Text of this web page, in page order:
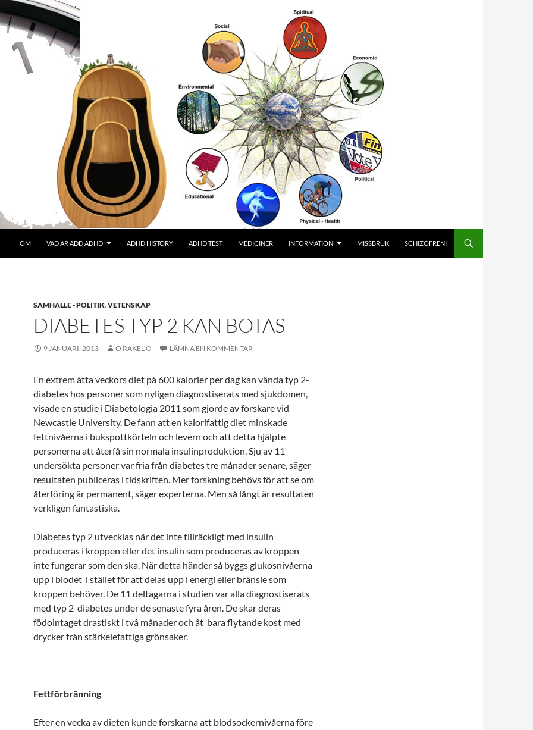
OM VAD ÄR ADD ADHD ADHD HISTORY ADHD TEST MEDICINER INFORMATION MISSBRUK SCHIZOFRENI
SAMHÄLLE - POLITIK,VETENSKAP
DIABETES TYP 2 KAN BOTAS
9 JANUARI, 2013 O RAKEL O LÄMNA EN KOMMENTAR
En extrem åtta veckors diet på 600 kalorier per dag kan vända typ 2-
diabetes hos personer som nyligen diagnostiserats med sjukdomen,
visade en studie i Diabetologia 2011 som gjorde av forskare vid
Newcastle University. De fann att en kalorifattig diet minskade
fettnivåerna i bukspottkörteln och levern och att detta hjälpte
personerna att återfå sin normala insulinproduktion. Sju av 11
undersökta personer var fria från diabetes tre månader senare, säger
resultaten publiceras i tidskriften. Mer forskning behövs för att se om
återföring är permanent, säger experterna. Men så långt är resultaten
verkligen fantastiska.
Diabetes typ 2 utvecklas när det inte tillräckligt med insulin
produceras i kroppen eller det insulin som produceras av kroppen
inte fungerar som den ska. När detta händer så byggs glukosnivåerna
upp i blodet i stället för att delas upp i energi eller bränsle som
kroppen behöver. De 11 deltagarna i studien var alla diagnostiserats
med typ 2-diabetes under de senaste fyra åren. De skar deras
födointaget drastiskt i två månader och åt bara flytande kost med
drycker från stärkelefattiga grönsaker.
Fettförbränning
Efter en vecka av dieten kunde forskarna att blodsockernivåerna före